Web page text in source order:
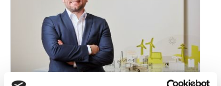
André Steinau ist vom Wasserstoff-Pkw überzeugt, weil er